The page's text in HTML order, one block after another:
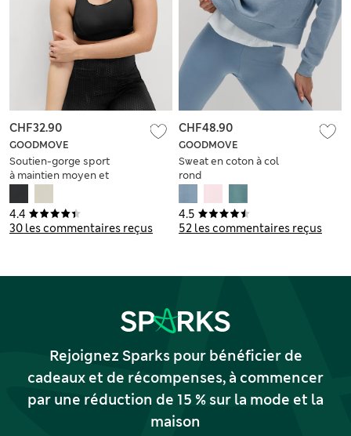
4.4
30 les commentaires reçus
GOODMOVE
Soutien-gorge sport
à maintien moyen et
peau
CHF32.90
4.5
52 les commentaires reçus
GOODMOVE
Sweat en coton à col
rond
CHF48.90
Rejoignez Sparks pour bénéficier de
cadeaux et de récompenses, à commencer
par une réduction de 15 % sur la mode et la
maison